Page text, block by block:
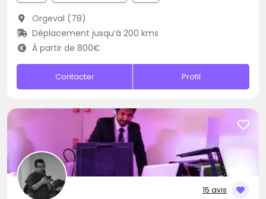
Orgeval (78)
Déplacement jusqu’à 200 kms
À partir de 800€
Contacter Profil
15 avis